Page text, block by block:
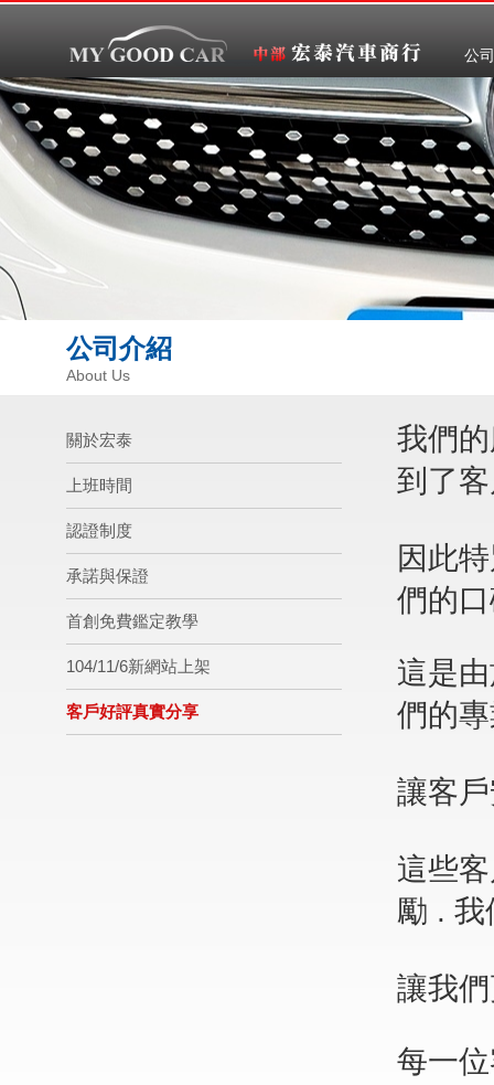
公
公司介紹
About Us
關於宏泰
上班時間
認證制度
承諾與保證
首創免費鑑定教學
104/11/6新網站上架
客戶好評真實分享
我們
到了
因此
們的
這是
們的
讓客
這些
勵 . 我
讓我
每一